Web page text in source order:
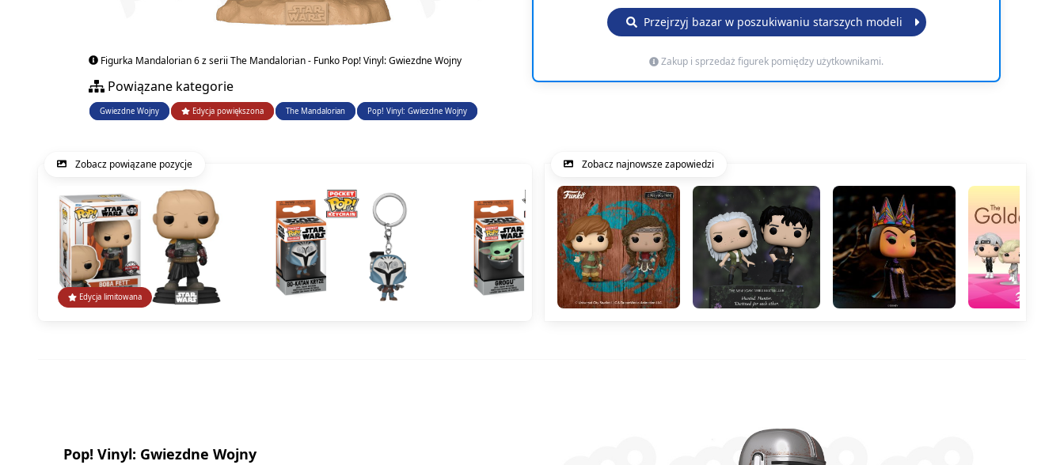
Figurka Mandalorian 6 z serii The Mandalorian - Funko Pop! Vinyl: Gwiezdne Wojny
Powiązane kategorie
Gwiezdne Wojny Edycja powiększona The Mandalorian Pop! Vinyl: Gwiezdne Wojny
Przejrzyj bazar w poszukiwaniu starszych modeli
Zakup i sprzedaż figurek pomiędzy użytkownikami.
Zobacz powiązane pozycje
Edycja limitowana
Zobacz najnowsze zapowiedzi
Pop! Vinyl: Gwiezdne Wojny